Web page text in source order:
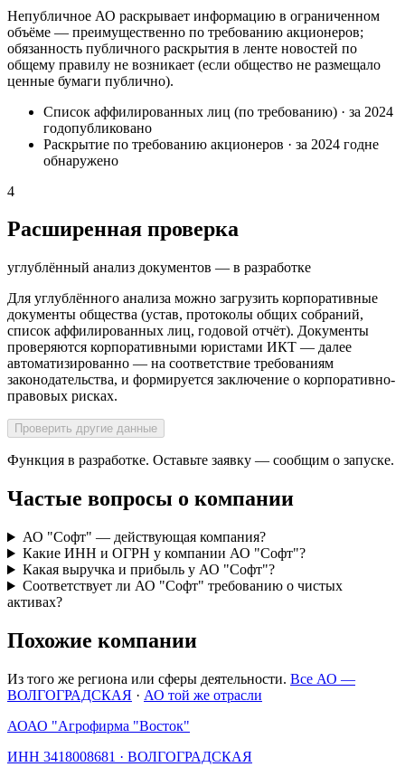
Непубличное АО раскрывает информацию в ограниченном
объёме — преимущественно по требованию акционеров;
обязанность публичного раскрытия в ленте новостей по
общему правилу не возникает (если общество не размещало
ценные бумаги публично).
Список аффилированных лиц (по требованию) · за 2024
годопубликовано
Раскрытие по требованию акционеров · за 2024 годне
обнаружено
4
Расширенная проверка
углублённый анализ документов — в разработке
Для углублённого анализа можно загрузить корпоративные
документы общества (устав, протоколы общих собраний,
список аффилированных лиц, годовой отчёт). Документы
проверяются корпоративными юристами ИКТ — далее
автоматизированно — на соответствие требованиям
законодательства, и формируется заключение о корпоративно-
правовых рисках.
Проверить другие данные
Функция в разработке. Оставьте заявку — сообщим о запуске.
Частые вопросы о компании
АО "Софт" — действующая компания?
Какие ИНН и ОГРН у компании АО "Софт"?
Какая выручка и прибыль у АО "Софт"?
Соответствует ли АО "Софт" требованию о чистых
активах?
Похожие компании
Из того же региона или сферы деятельности. Все АО —
ВОЛГОГРАДСКАЯ · АО той же отрасли
АОАО "Агрофирма "Восток"
ИНН 3418008681 · ВОЛГОГРАДСКАЯ